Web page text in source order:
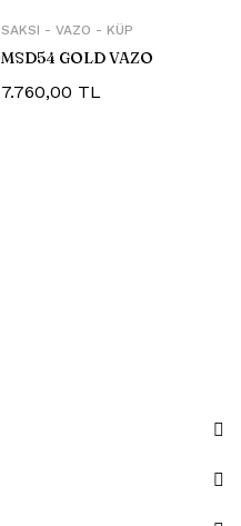
SAKSI - VAZO - KÜP
MSD54 GOLD VAZO
7.760,00 TL